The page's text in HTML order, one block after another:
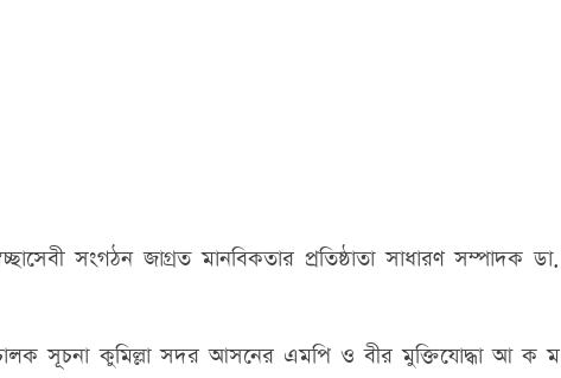
সংগঠন জাগ্রত মানবিকতার প্রতিষ্ঠাতা সাধারণ সম্পাদক ডা.
সূচনা কুমিল্লা সদর আসনের এমপি ও বীর মুক্তিযোদ্ধা আ ক ম